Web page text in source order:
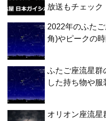
放送もチェック
2022年のふた
角)やピークの
ふたご座流星群
した持ち物や服
オリオン座流星